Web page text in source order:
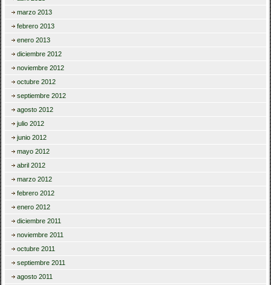
marzo 2013
febrero 2013
enero 2013
diciembre 2012
noviembre 2012
octubre 2012
septiembre 2012
agosto 2012
julio 2012
junio 2012
mayo 2012
abril 2012
marzo 2012
febrero 2012
enero 2012
diciembre 2011
noviembre 2011
octubre 2011
septiembre 2011
agosto 2011